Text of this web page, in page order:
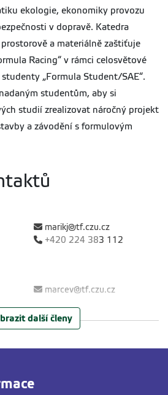
ekologie, ekonomiky provozu
v dopravě. Katedra
a materiálně zaštiťuje
Racing“ v rámci celosvětové
„Formula Student/SAE“.
studentům, aby si
studií zrealizovat náročný projekt
a závodění s formulovým
marikj@tf.czu.cz
+420 224 383 112
marcev@tf.czu.cz
další členy